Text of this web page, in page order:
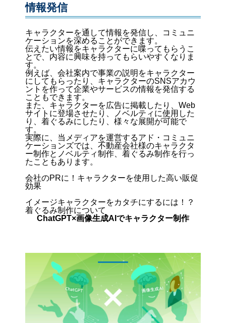
情報発信
キャラクターを通して情報を発信し、コミュニ
ケーションを深めることができます。
伝えたい情報をキャラクターに喋ってもらうこ
とで、内容に興味を持ってもらいやすくなりま
す。
例えば、会社案内で事業の説明をキャラクター
にしてもらったり、キャラクターのSNSアカウ
ントを作って企業やサービスの情報を発信する
こともできます。
また、キャラクターを広告に掲載したり、Web
サイトに登場させたり、ノベルティに使用した
り、着ぐるみにしたり、様々な展開が可能で
す。
実際に、当メディアを運営するアド・コミュニ
ケーションズでは、不動産会社様のキャラクタ
ー制作とノベルティ制作、着ぐるみ制作を行っ
たこともあります。
会社のPRに！キャラクターを使用した高い販促
効果
イメージキャラクターをカタチにするには！？
着ぐるみ制作について
ChatGPT×画像生成AIでキャラクター制作